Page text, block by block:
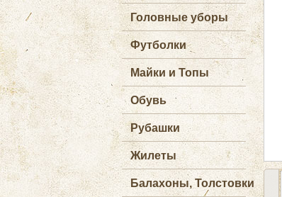
Головные уборы
Футболки
Майки и Топы
Обувь
Рубашки
Жилеты
Балахоны, Толстовки